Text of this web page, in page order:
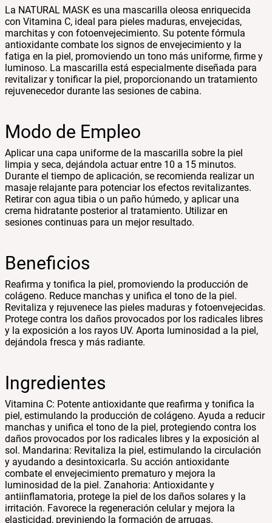
La NATURAL MASK es una mascarilla oleosa enriquecida
con Vitamina C, ideal para pieles maduras, envejecidas,
marchitas y con fotoenvejecimiento. Su potente fórmula
antioxidante combate los signos de envejecimiento y la
fatiga en la piel, promoviendo un tono más uniforme, firme y
luminoso. La mascarilla está especialmente diseñada para
revitalizar y tonificar la piel, proporcionando un tratamiento
rejuvenecedor durante las sesiones de cabina.
Modo de Empleo
Aplicar una capa uniforme de la mascarilla sobre la piel
limpia y seca, dejándola actuar entre 10 a 15 minutos.
Durante el tiempo de aplicación, se recomienda realizar un
masaje relajante para potenciar los efectos revitalizantes.
Retirar con agua tibia o un paño húmedo, y aplicar una
crema hidratante posterior al tratamiento. Utilizar en
sesiones continuas para un mejor resultado.
Beneficios
Reafirma y tonifica la piel, promoviendo la producción de
colágeno. Reduce manchas y unifica el tono de la piel.
Revitaliza y rejuvenece las pieles maduras y fotoenvejecidas.
Protege contra los daños provocados por los radicales libres
y la exposición a los rayos UV. Aporta luminosidad a la piel,
dejándola fresca y más radiante.
Ingredientes
Vitamina C: Potente antioxidante que reafirma y tonifica la
piel, estimulando la producción de colágeno. Ayuda a reducir
manchas y unifica el tono de la piel, protegiendo contra los
daños provocados por los radicales libres y la exposición al
sol. Mandarina: Revitaliza la piel, estimulando la circulación
y ayudando a desintoxicarla. Su acción antioxidante
combate el envejecimiento prematuro y mejora la
luminosidad de la piel. Zanahoria: Antioxidante y
antiinflamatoria, protege la piel de los daños solares y la
irritación. Favorece la regeneración celular y mejora la
elasticidad, previniendo la formación de arrugas.